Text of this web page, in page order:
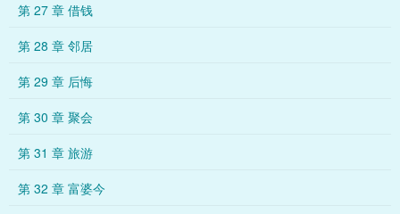
第 27 章 借钱
第 28 章 邻居
第 29 章 后悔
第 30 章 聚会
第 31 章 旅游
第 32 章 富婆今